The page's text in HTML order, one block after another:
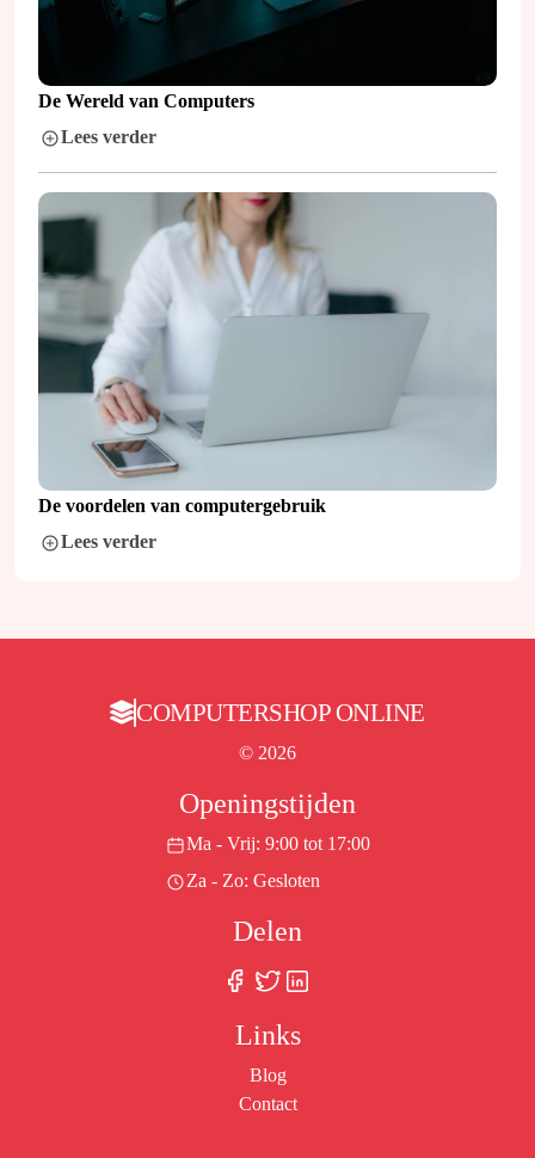
De Wereld van Computers
Lees verder
De voordelen van computergebruik
Lees verder
COMPUTERSHOP ONLINE
© 2026
Openingstijden
Ma - Vrij: 9:00 tot 17:00
Za - Zo: Gesloten
Delen
Links
Blog
Contact